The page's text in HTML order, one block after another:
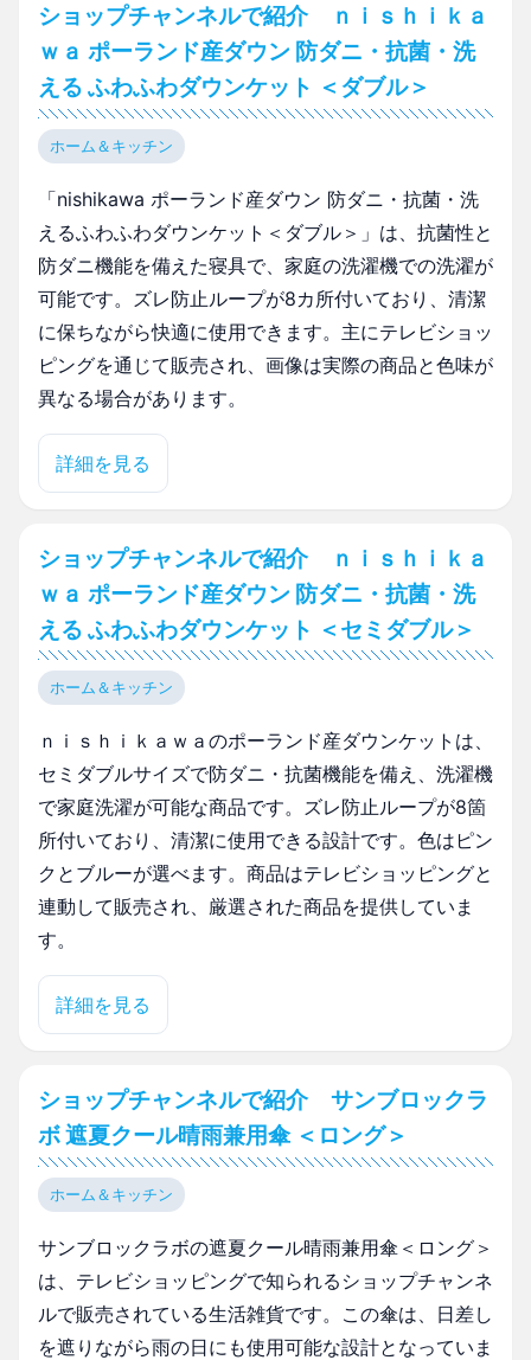
ショップチャンネルで紹介 ｎｉｓｈｉｋａ
ｗａ ポーランド産ダウン 防ダニ・抗菌・洗
える ふわふわダウンケット ＜ダブル＞
ホーム＆キッチン
「nishikawa ポーランド産ダウン 防ダニ・抗菌・洗
えるふわふわダウンケット＜ダブル＞」は、抗菌性と
防ダニ機能を備えた寝具で、家庭の洗濯機での洗濯が
可能です。ズレ防止ループが8カ所付いており、清潔
に保ちながら快適に使用できます。主にテレビショッ
ピングを通じて販売され、画像は実際の商品と色味が
異なる場合があります。
詳細を見る
ショップチャンネルで紹介 ｎｉｓｈｉｋａ
ｗａ ポーランド産ダウン 防ダニ・抗菌・洗
える ふわふわダウンケット ＜セミダブル＞
ホーム＆キッチン
ｎｉｓｈｉｋａｗａのポーランド産ダウンケットは、
セミダブルサイズで防ダニ・抗菌機能を備え、洗濯機
で家庭洗濯が可能な商品です。ズレ防止ループが8箇
所付いており、清潔に使用できる設計です。色はピン
クとブルーが選べます。商品はテレビショッピングと
連動して販売され、厳選された商品を提供していま
す。
詳細を見る
ショップチャンネルで紹介 サンブロックラ
ボ 遮夏クール晴雨兼用傘 ＜ロング＞
ホーム＆キッチン
サンブロックラボの遮夏クール晴雨兼用傘＜ロング＞
は、テレビショッピングで知られるショップチャンネ
ルで販売されている生活雑貨です。この傘は、日差し
を遮りながら雨の日にも使用可能な設計となっていま